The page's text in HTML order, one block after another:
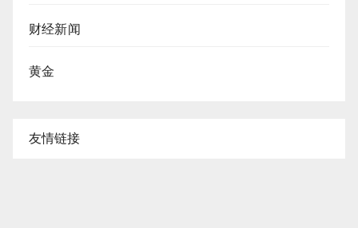
财经新闻
黄金
友情链接